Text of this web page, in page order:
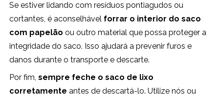
Se estiver lidando com resíduos pontiagudos ou
cortantes, é aconselhável forrar o interior do saco
com papelão ou outro material que possa proteger a
integridade do saco. Isso ajudará a prevenir furos e
danos durante o transporte e descarte.
Por fim,sempre feche o saco de lixo
corretamente antes de descartá-lo. Utilize nós ou